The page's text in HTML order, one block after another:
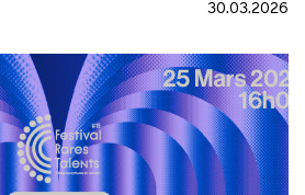
30.03.2026